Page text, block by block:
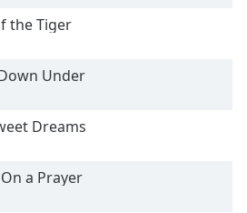
the Tiger
Under
Dreams
a Prayer